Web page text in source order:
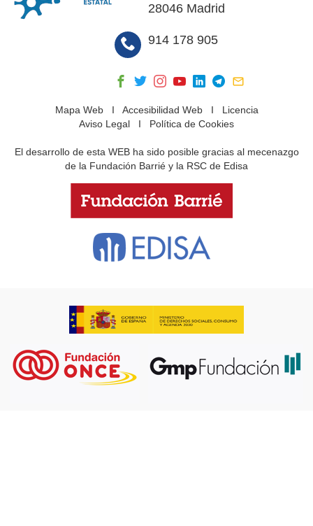
28046 Madrid
914 178 905
Mapa WebI Accesibilidad WebI Licencia
Aviso Legal I Política de Cookies
El desarrollo de esta WEB ha sido posible gracias al mecenazgo
de la Fundación Barrié y la RSC de Edisa